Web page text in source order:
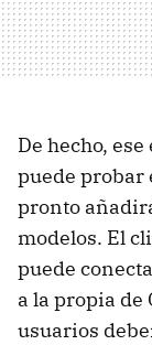
De hecho,
puede probar
pronto
modelos. El
puede
a la propia de
usuarios